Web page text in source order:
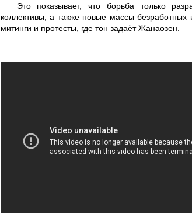
Это показывает, что борьба только
коллективы, а также новые массы
митинги и протесты, где тон задаёт Жанаозен.